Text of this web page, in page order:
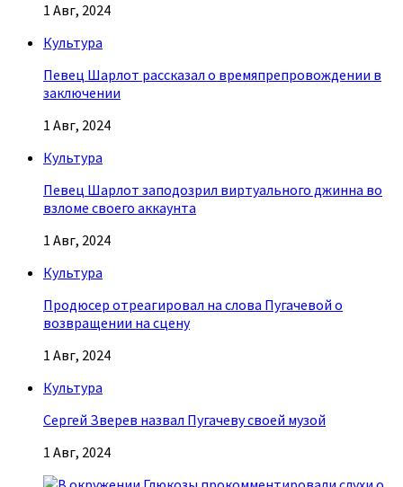
1 Авг, 2024
Культура
Певец Шарлот рассказал о времяпрепровождении в
заключении
1 Авг, 2024
Культура
Певец Шарлот заподозрил виртуального джинна во
взломе своего аккаунта
1 Авг, 2024
Культура
Продюсер отреагировал на слова Пугачевой о
возвращении на сцену
1 Авг, 2024
Культура
Сергей Зверев назвал Пугачеву своей музой
1 Авг, 2024